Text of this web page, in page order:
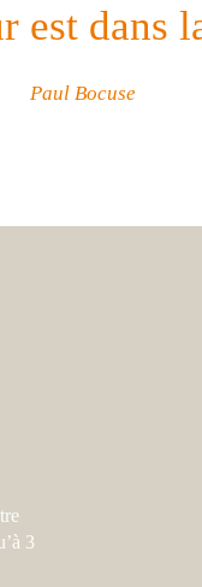
est dans
Paul Bocuse
3